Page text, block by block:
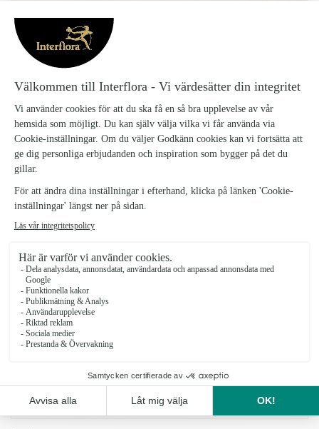
FLORISTENS GRÖNA KRUKVÄXT
LITEN
Floristens-grona-krukvaxt-Liten_18
Floristens gröna växt är ett personligt och omsorgsfullt val där
skapar en harmonisk helhet.
Floristens gröna krukväxt Liten
Floristens gröna krukväxt mellan
Floristens gröna krukväxt stor